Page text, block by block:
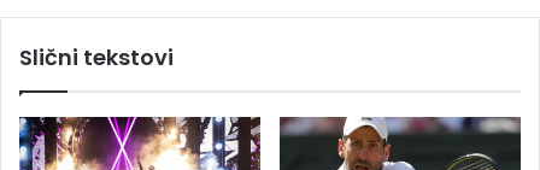
e
n
l
j
v
b
r
Slični tekstovi